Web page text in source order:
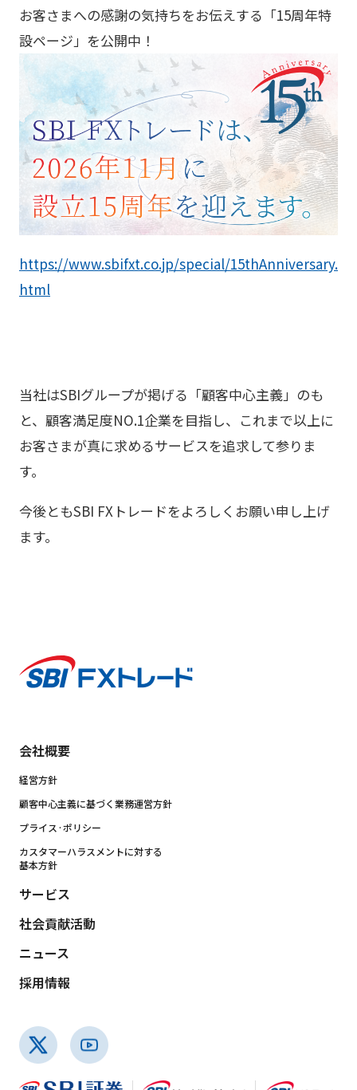
お客さまへの感謝の気持ちをお伝えする「15周年特
設ページ」を公開中！
https://www.sbifxt.co.jp/special/15thAnniversary.
html
当社はSBIグループが掲げる「顧客中心主義」のも
と、顧客満足度NO.1企業を目指し、これまで以上に
お客さまが真に求めるサービスを追求して参りま
す。
今後ともSBI FXトレードをよろしくお願い申し上げ
ます。
会社概要
経営方針
顧客中心主義に基づく業務運営方針
プライス·ポリシー
カスタマーハラスメントに対する
基本方針
サービス
社会貢献活動
ニュース
採用情報